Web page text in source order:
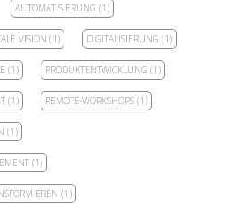
AUTOMATISIERUNG(1)
VISION(1) DIGITALISIERUNG(1)
(1) PRODUKTENTWICKLUNG(1)
(1) REMOTE-WORKSHOPS(1)
(1)
(1)
(1)